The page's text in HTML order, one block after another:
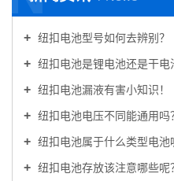
纽扣电池型号如何去辨别？
纽扣电池是锂电池还是干电
纽扣电池漏液有害小知识！
纽扣电池电压不同能通用吗
纽扣电池属于什么类型电池
纽扣电池存放该注意哪些呢